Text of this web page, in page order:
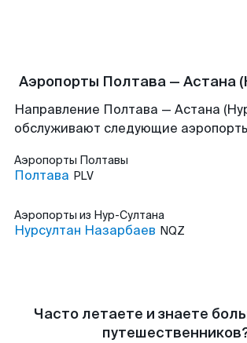
Аэропорты Полтава — Астана
Направление Полтава — Астана
обслуживают следующие
Аэропорты Полтавы
Полтава PLV
Аэропорты из Нур-Султана
Нурсултан Назарбаев NQZ
Часто летаете и знаете